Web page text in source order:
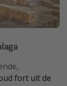
fort uit de